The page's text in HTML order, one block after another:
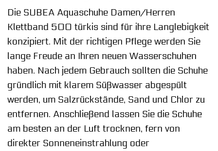
Die SUBEA Aquaschuhe Damen/Herren
Klettband 500 türkis sind für ihre Langlebigkeit
konzipiert. Mit der richtigen Pflege werden Sie
lange Freude an Ihren neuen Wasserschuhen
haben. Nach jedem Gebrauch sollten die Schuhe
gründlich mit klarem Süßwasser abgespült
werden, um Salzrückstände, Sand und Chlor zu
entfernen. Anschließend lassen Sie die Schuhe
am besten an der Luft trocknen, fern von
direkter Sonneneinstrahlung oder